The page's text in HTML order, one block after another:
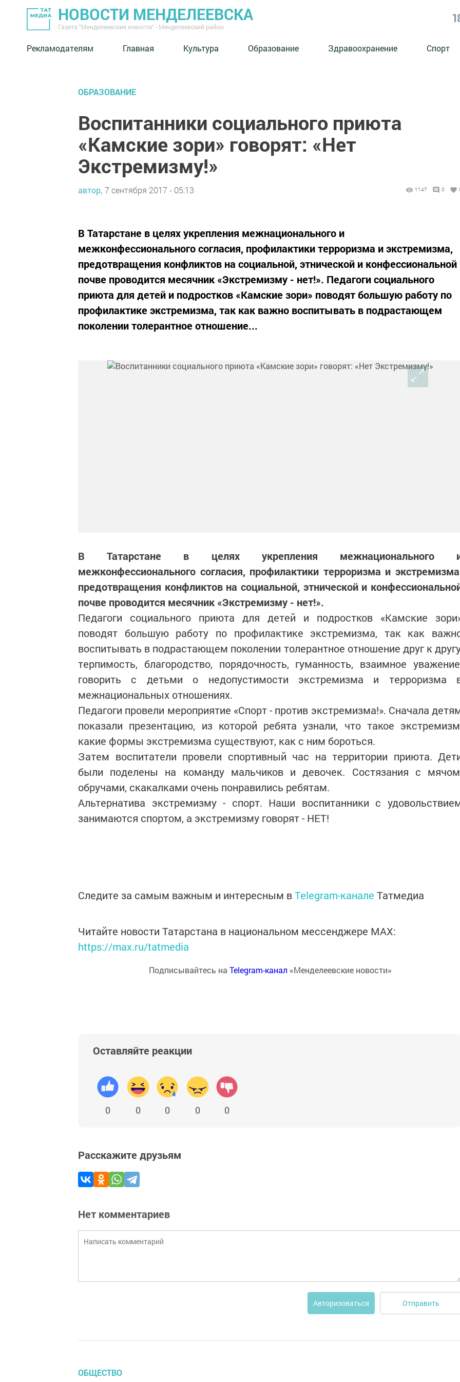
НОВОСТИ МЕНДЕЛЕЕВСКА
Газета "Менделеевские новости" - Менделеевский район
Рекламодателям Главная Культура Образование Здравоохранение Спорт
ОБРАЗОВАНИЕ
Воспитанники социального приюта
«Камские зори» говорят: «Нет
Экстремизму!»
автор, 7 сентября 2017 - 05:13 1147 0
В Татарстане в целях укрепления межнационального и
межконфессионального согласия, профилактики терроризма и экстремизма,
предотвращения конфликтов на социальной, этнической и конфессиональной
почве проводится месячник «Экстремизму - нет!». Педагоги социального
приюта для детей и подростков «Камские зори» поводят большую работу по
профилактике экстремизма, так как важно воспитывать в подрастающем
поколении толерантное отношение...
В Татарстане в целях укрепления межнационального
межконфессионального согласия, профилактики терроризма и
предотвращения конфликтов на социальной, этнической и
почве проводится месячник «Экстремизму - нет!».
Педагоги социального приюта для детей и подростков «Камские
поводят большую работу по профилактике экстремизма, так как
воспитывать в подрастающем поколении толерантное отношение друг к
терпимость, благородство, порядочность, гуманность, взаимное
говорить с детьми о недопустимости экстремизма и терроризма
межнациональных отношениях.
Педагоги провели мероприятие «Спорт - против экстремизма!». Сначала
показали презентацию, из которой ребята узнали, что такое
какие формы экстремизма существуют, как с ним бороться.
Затем воспитатели провели спортивный час на территории приюта.
были поделены на команду мальчиков и девочек. Состязания с
обручами, скакалками очень понравились ребятам.
Альтернатива экстремизму - спорт. Наши воспитанники с
занимаются спортом, а экстремизму говорят - НЕТ!
Следите за самым важным и интересным вTelegram-канале Татмедиа
Читайте новости Татарстана в национальном мессенджере MАХ:
https://max.ru/tatmedia
Подписывайтесь на Telegram-канал «Менделеевские новости»
Оставляйте реакции
0 0 0 0 0
Расскажите друзьям
Нет комментариев
Авторизоваться Отправить
ОБЩЕСТВО